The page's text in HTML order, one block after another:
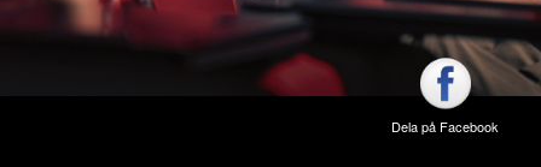
Dela på Facebook